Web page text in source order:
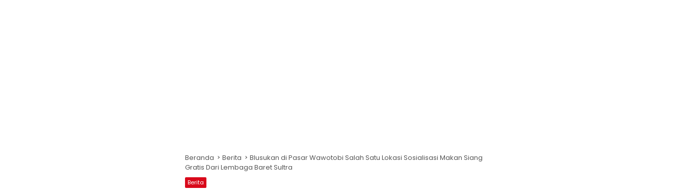
Beranda Berita
Blusukan di Pasar Wawotobi Salah Satu Lokasi Sosialisasi Makan Siang
Gratis Dari Lembaga Baret Sultra
Berita